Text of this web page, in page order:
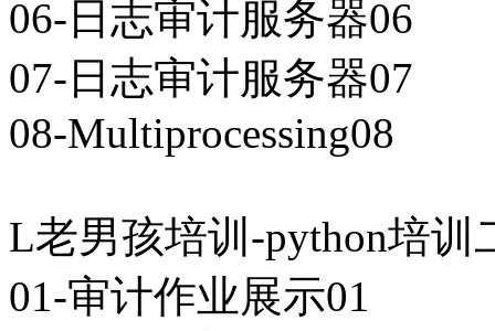
06-日志审计服务器06
07-日志审计服务器07
08-Multiprocessing08
L老男孩培训-python培训
01-审计作业展示01